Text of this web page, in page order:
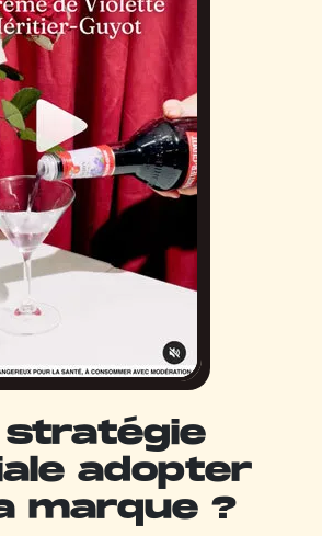
stratégie
adopter
marque ?